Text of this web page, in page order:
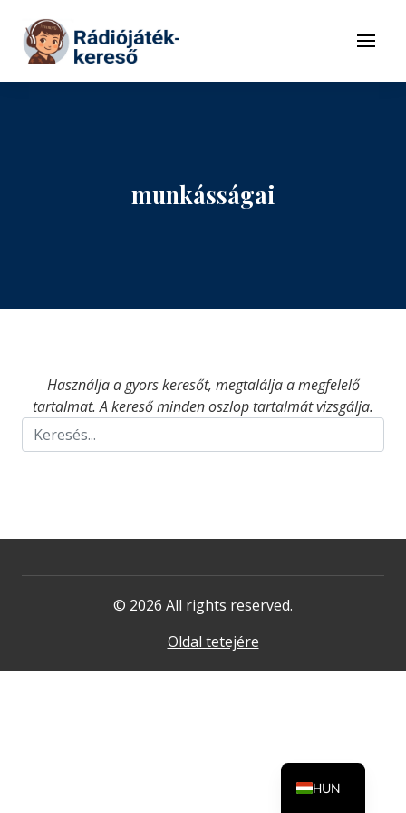
Tovább a tartalomhoz
Menü
munkásságai
Használja a gyors keresőt, megtalálja a megfelelő
tartalmat. A kereső minden oszlop tartalmát vizsgálja.
© 2026 All rights reserved.
Oldal tetejére
HUN